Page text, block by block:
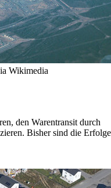
Wikimedia
den Warentransit durch
Bisher sind die Erfolge